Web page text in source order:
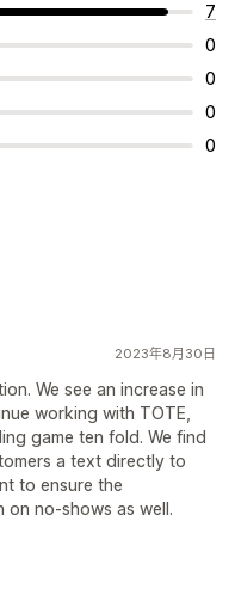
7
0
0
0
0
2023年8月30日
We see an increase in
working with TOTE,
game ten fold. We find
a text directly to
to ensure the
no-shows as well.